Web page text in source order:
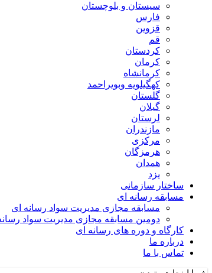
سیستان و بلوچستان
فارس
قزوین
قم
کردستان
کرمان
کرمانشاه
کهگیلویه وبویراحمد
گلستان
گیلان
لرستان
مازندران
مرکزی
هرمزگان
همدان
یزد
ساختار سازمانی
مسابقه رسانه ای
مسابقه مجازی مدیریت سواد رسانه ای
دومین مسابقه مجازی مدیریت سواد
کارگاه و دوره های رسانه ای
درباره ما
تماس با ما